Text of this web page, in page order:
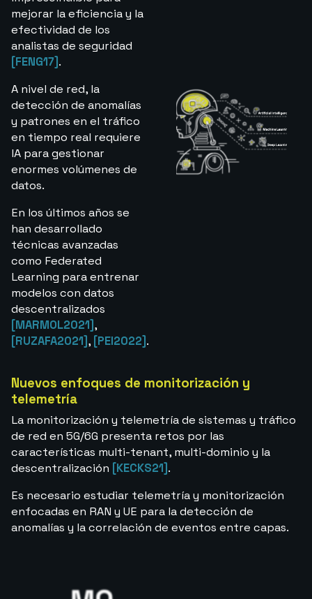
mejorar la eficiencia y la
efectividad de los
analistas de seguridad
[FENG17].
A nivel de red, la
detección de anomalías
y patrones en el tráfico
en tiempo real requiere
IA para gestionar
enormes volúmenes de
datos.
En los últimos años se
han desarrollado
técnicas avanzadas
como Federated
Learning para entrenar
modelos con datos
descentralizados
[MARMOL2021],
[RUZAFA2021], [PEI2022].
Nuevos enfoques de monitorización y
telemetría
La monitorización y telemetría de sistemas y tráfico
de red en 5G/6G presenta retos por las
características multi-tenant, multi-dominio y la
descentralización [KECKS21].
Es necesario estudiar telemetría y monitorización
enfocadas en RAN y UE para la detección de
anomalías y la correlación de eventos entre capas.